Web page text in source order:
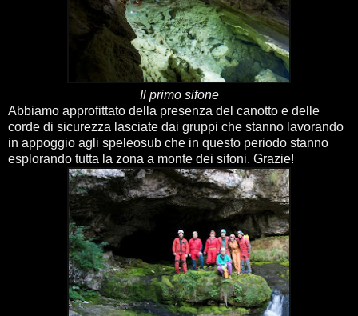
Il primo sifone
Abbiamo approfittato della presenza del canotto e delle
corde di sicurezza lasciate dai gruppi che stanno lavorando
in appoggio agli speleosub che in questo periodo stanno
esplorando tutta la zona a monte dei sifoni. Grazie!